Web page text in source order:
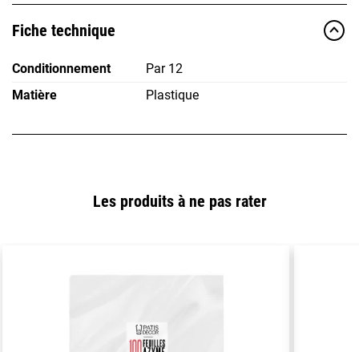
Fiche technique
Conditionnement
Par 12
Matière
Plastique
Les produits à ne pas rater